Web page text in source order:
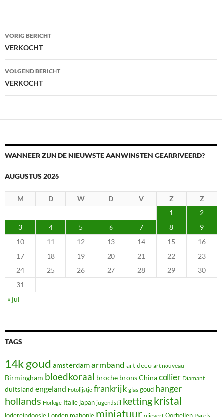
Berichtnavigatie
VORIG BERICHT
VERKOCHT
VOLGEND BERICHT
VERKOCHT
WANNEER ZIJN DE NIEUWSTE AANWINSTEN GEARRIVEERD?
AUGUSTUS 2026
M D W D V Z
Z
1
2
3
4 5 6 7 8
9
10
11 12 13 14 15
16
17
18 19 20 21 22
23
24
25 26 27 28 29
30
31
« jul
TAGS
14k goud amsterdamarmband art deco art nouveau
Birmingham bloedkoraal broche bronsChinacollier Diamant
duitsland engeland Fotolijstje frankrijk glas goud hanger
hollands Horloge Italië japan jugendstil kettingkristal
lodereindoosje Londen mahonie miniatuur olieverf Oorbellen Parels